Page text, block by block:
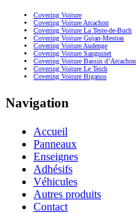
Covering Voiture
Covering Voiture Arcachon
Covering Voiture La Teste-de-Buch
Covering Voiture Gujan-Mestras
Covering Voiture Audenge
Covering Voiture Sanguinet
Covering Voiture Bassin d’Arcachon
Covering Voiture Le Teich
Covering Voiture Biganos
Navigation
Accueil
Panneaux
Enseignes
Adhésifs
Véhicules
Autres produits
Contact